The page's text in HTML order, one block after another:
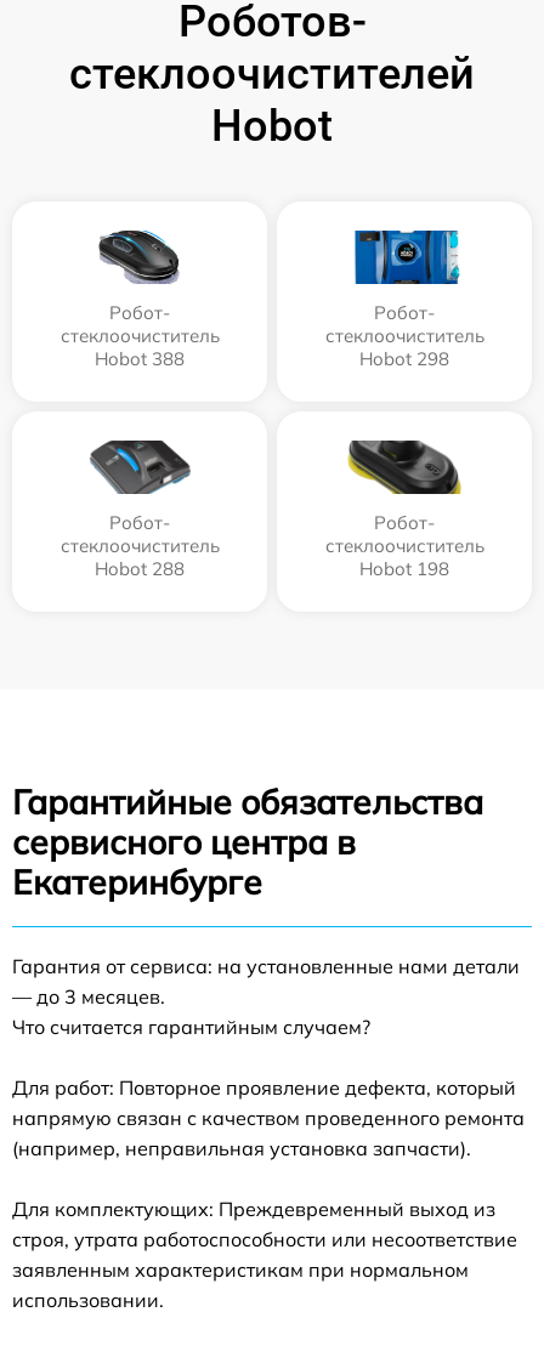
Роботов-
стеклоочистителей
Hobot
Робот-
стеклоочиститель
Hobot 388
Робот-
стеклоочиститель
Hobot 298
Робот-
стеклоочиститель
Hobot 288
Робот-
стеклоочиститель
Hobot 198
Гарантийные обязательства
сервисного центра в
Екатеринбурге
Гарантия от сервиса: на установленные нами детали
— до 3 месяцев.
Что считается гарантийным случаем?
Для работ: Повторное проявление дефекта, который
напрямую связан с качеством проведенного ремонта
(например, неправильная установка запчасти).
Для комплектующих: Преждевременный выход из
строя, утрата работоспособности или несоответствие
заявленным характеристикам при нормальном
использовании.